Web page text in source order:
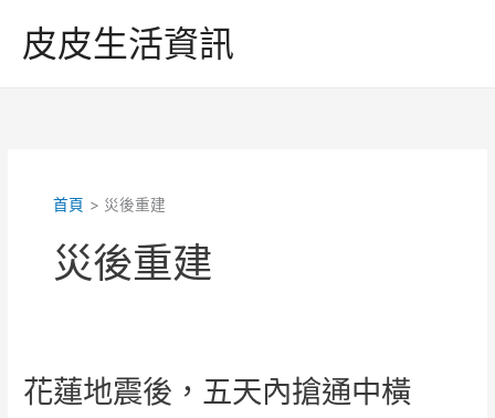
皮皮生活資訊
首頁 災後重建
災後重建
花蓮地震後，五天內搶通中橫